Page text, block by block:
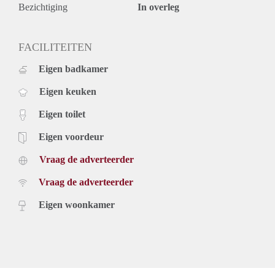
- Waarborgsom: € 2.400,-;
- Huurtermijn minimaal 24 maanden;
- Energielabel A;
- 2 slaapkamers;
- Parketvloer in hele appartement;
- Gelegen in het Doelengebied;
- Ruim dakterras: ca. 22 m2;
- Vloerverwarming
Dit instapklare appartement biedt een unieke kans om luxe en
comfort te combineren in het centrum van Almelo. De
hoogwaardige afwerking en de fijne indeling maken het tot
Bezichtiging In overleg
FACILITEITEN
Eigen badkamer
Eigen keuken
Eigen toilet
Eigen voordeur
Vraag de adverteerder
Vraag de adverteerder
Eigen woonkamer